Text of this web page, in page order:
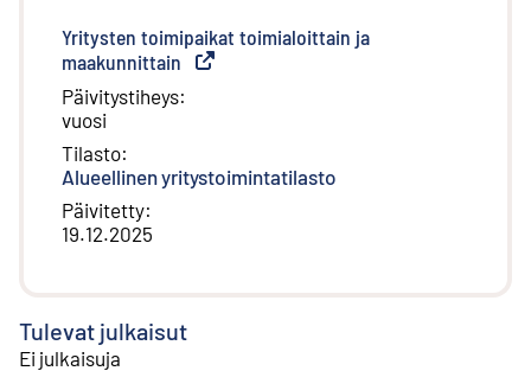
Yritysten toimipaikat toimialoittain ja
maakunnittain Ulkoinen linkki
Päivitystiheys:
vuosi
Tilasto:
Alueellinen yritystoimintatilasto
Päivitetty:
19.12.2025
Tulevat julkaisut
Ei julkaisuja